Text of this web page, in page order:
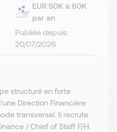
EUR 50K à 60K
par an
Publiée depuis :
20/07/2026
structuré en forte
Direction Financière
transversal. Il recrute
/ Chief of Staff F/H.